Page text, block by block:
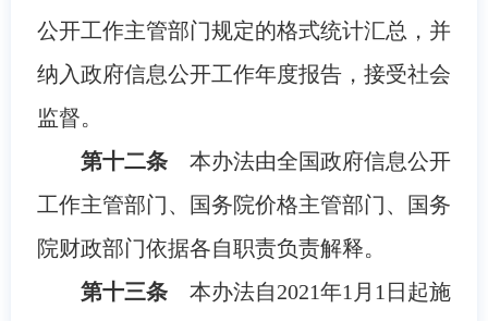
公开工作主管部门规定的格式统计汇总，并
纳入政府信息公开工作年度报告，接受社会
监督。
第十二条本办法由全国政府信息公开
工作主管部门、国务院价格主管部门、国务
院财政部门依据各自职责负责解释。
第十三条本办法自2021年1月1日起施